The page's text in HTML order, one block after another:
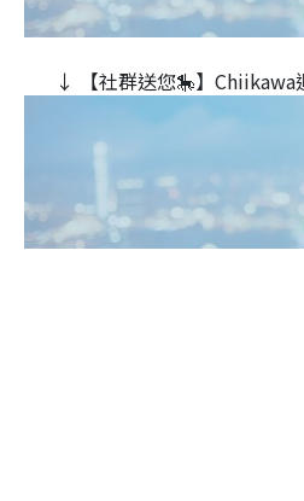
↓ 【社群送您🎠】Chiikawa